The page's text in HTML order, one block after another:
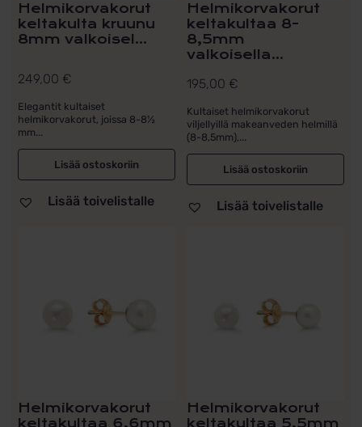
Helmikorvakorut
keltakulta kruunu
8mm valkoisel...
249,00 €
Elegantit kultaiset
helmikorvakorut, joissa 8-8½
mm...
Lisää ostoskoriin
Lisää toivelistalle
Helmikorvakorut
keltakultaa 8-
8,5mm
valkoisella...
195,00 €
Kultaiset helmikorvakorut
viljellyillä makeanveden helmillä
(8-8,5mm),...
Lisää ostoskoriin
Lisää toivelistalle
Helmikorvakorut
keltakultaa 6,6mm
Helmikorvakorut
keltakultaa 5,5mm